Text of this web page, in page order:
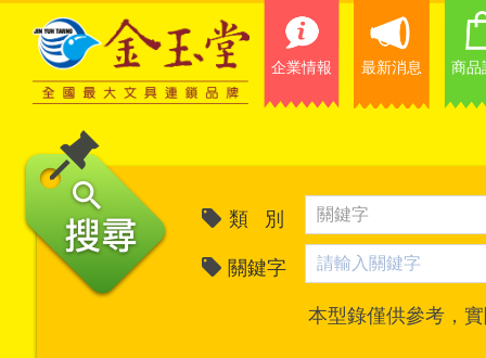
企業情報 最新消息 商品
類 別
關鍵字
本型錄僅供參考，